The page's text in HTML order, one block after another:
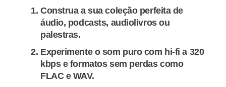
Construa a sua coleção perfeita de
áudio, podcasts, audiolivros ou
palestras.
Experimente o som puro com hi-fi a 320
kbps e formatos sem perdas como
FLAC e WAV.